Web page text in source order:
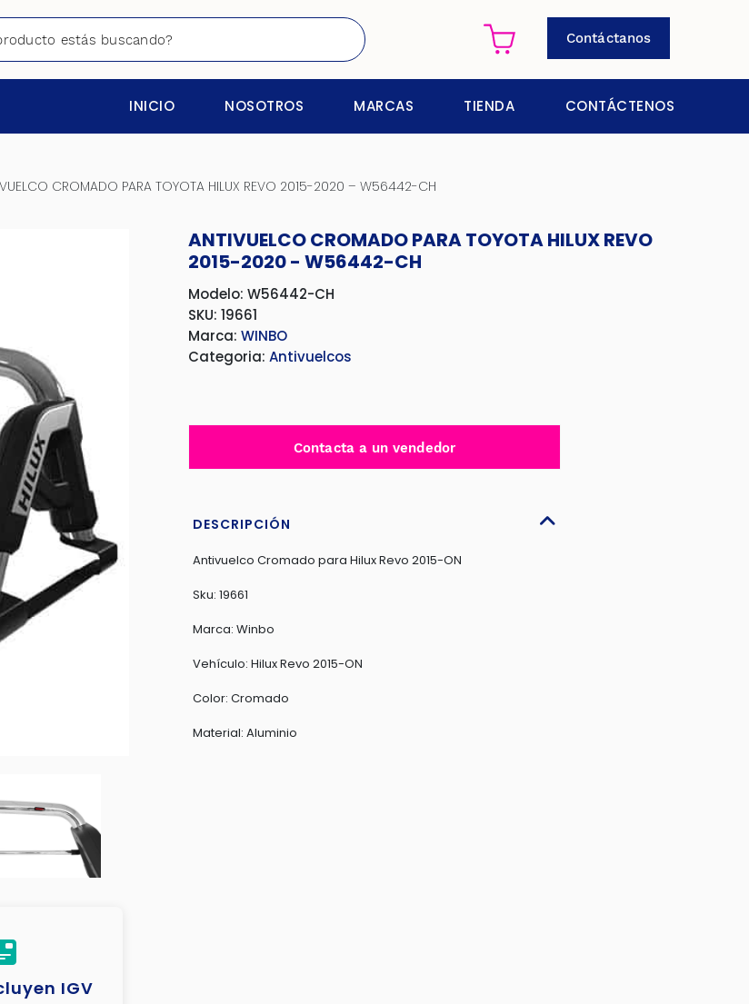
Contáctanos
INICIO NOSOTROS MARCAS TIENDA CONTÁCTENOS
CROMADO PARA TOYOTA HILUX REVO 2015-2020 – W56442-CH
IGV
ANTIVUELCO CROMADO PARA TOYOTA HILUX REVO
2015-2020 - W56442-CH
Modelo: W56442-CH
SKU: 19661
Marca: WINBO
Categoria: Antivuelcos
Contacta a un vendedor
DESCRIPCIÓN
Antivuelco Cromado para Hilux Revo 2015-ON
Sku: 19661
Marca: Winbo
Vehículo: Hilux Revo 2015-ON
Color: Cromado
Material: Aluminio